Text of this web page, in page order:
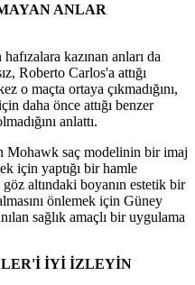
ANLAR
kazınan anları da
Roberto Carlos'a attığı
o maçta ortaya çıkmadığını,
daha önce attığı benzer
anlattı.
Mohawk saç modelinin bir imaj
için yaptığı bir hamle
altındaki boyanın estetik bir
önlemek için Güney
sağlık amaçlı bir uygulama
İYİ İZLEYİN